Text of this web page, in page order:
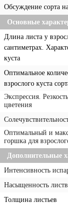
Обсуждение сорта
Основные
Длина листа у
сантиметрах.
куста
Оптимальное
взрослого куста
Экспрессия.
цветения
Оптимальный и
горшка для
Дополнительные
Интенсивность
Насыщенность
Толщина листьев